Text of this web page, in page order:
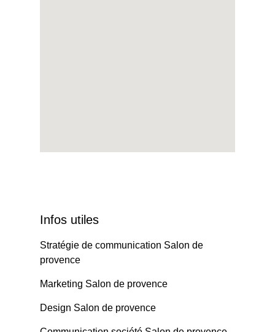
Infos utiles
Stratégie de communication Salon de
provence
Marketing Salon de provence
Design Salon de provence